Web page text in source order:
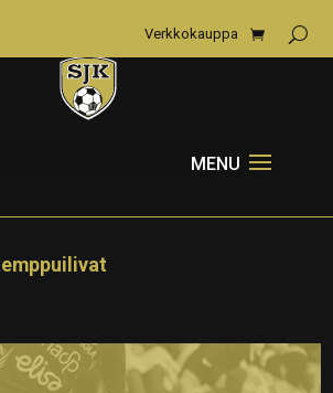
Verkkokauppa